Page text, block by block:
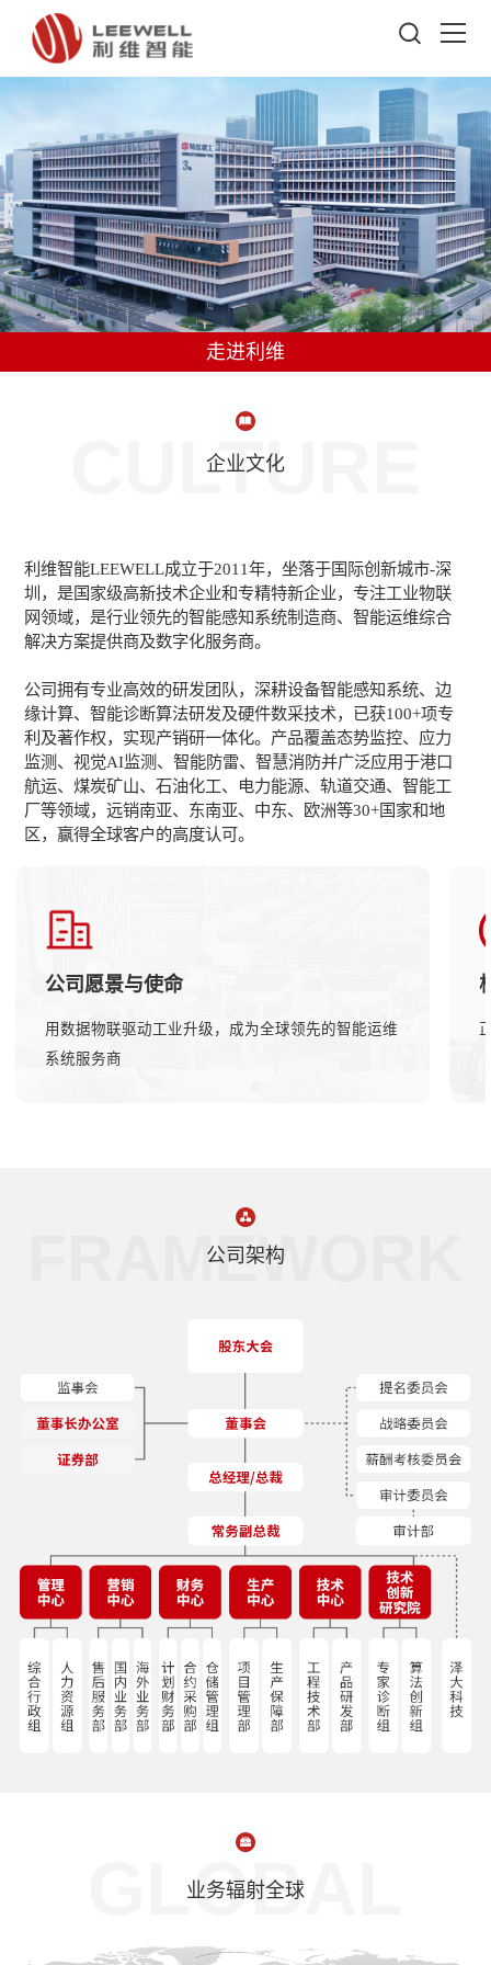
走进利维
CULTURE
企业文化
利维智能LEEWELL成立于2011年，坐落于国际创新城市-深
圳，是国家级高新技术企业和专精特新企业，专注工业物联
网领域，是行业领先的智能感知系统制造商、智能运维综合
解决方案提供商及数字化服务商。
公司拥有专业高效的研发团队，深耕设备智能感知系统、边
缘计算、智能诊断算法研发及硬件数采技术，已获100+项专
利及著作权，实现产销研一体化。产品覆盖态势监控、应力
监测、视觉AI监测、智能防雷、智慧消防并广泛应用于港口
航运、煤炭矿山、石油化工、电力能源、轨道交通、智能工
厂等领域，远销南亚、东南亚、中东、欧洲等30+国家和地
区，赢得全球客户的高度认可。
公司愿景与使命
用数据物联驱动工业升级，成为全球领先的智能运维
系统服务商
FRAMEWORK
公司架构
GLOBAL
业务辐射全球